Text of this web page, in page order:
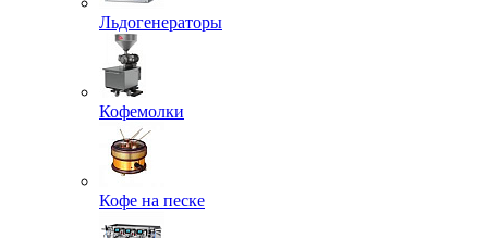
Льдогенераторы
Кофемолки
Кофе на песке